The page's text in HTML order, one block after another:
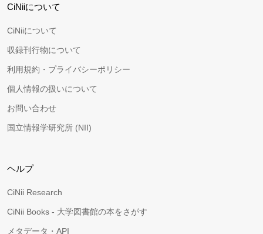
CiNiiについて
CiNiiについて
収録刊行物について
利用規約・プライバシーポリシー
個人情報の扱いについて
お問い合わせ
国立情報学研究所 (NII)
ヘルプ
CiNii Research
CiNii Books - 大学図書館の本をさがす
メタデータ・API